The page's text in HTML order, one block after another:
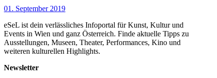
01. September 2019
eSeL ist dein verlässliches Infoportal für Kunst, Kultur und
Events in Wien und ganz Österreich. Finde aktuelle Tipps zu
Ausstellungen, Museen, Theater, Performances, Kino und
weiteren kulturellen Highlights.
Newsletter